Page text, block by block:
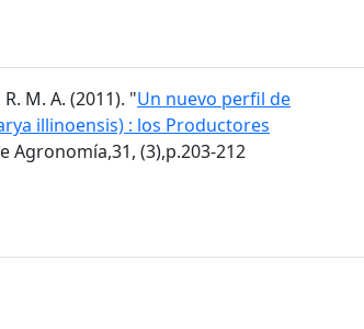
M. A. (2011). "Un nuevo perfil de
illinoensis) : los Productores
Agronomía,31, (3),p.203-212